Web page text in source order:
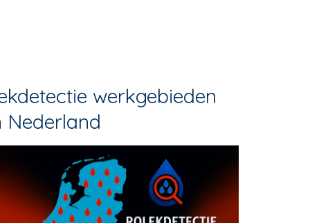
werkgebieden
Nederland